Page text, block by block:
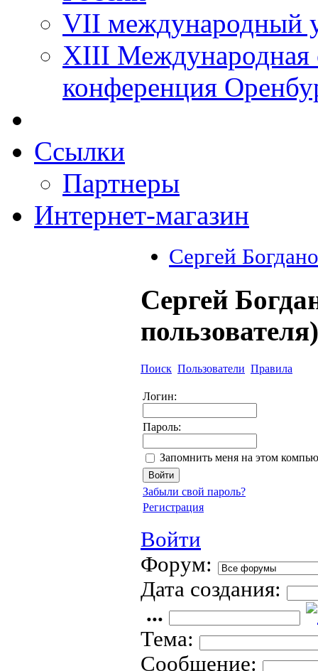
VII международный
XIII Международная
конференция
Ссылки
Партнеры
Интернет-магазин
Сергей
Сергей
пользователя)
Поиск Пользователи Правила
Логин:
Пароль:
Запомнить меня на этом
Забыли свой пароль?
Регистрация
Войти
Форум:
Дата создания:
...
Тема:
Сообщение: